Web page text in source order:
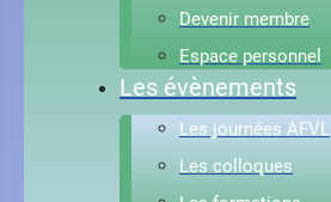
Devenir membre
Espace personnel
Les évènements
Les journées AFVL
Les colloques